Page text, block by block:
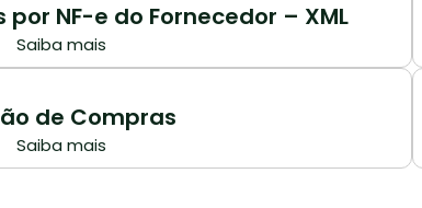
NF-e do Fornecedor – XML
Saiba mais
de Compras
Saiba mais